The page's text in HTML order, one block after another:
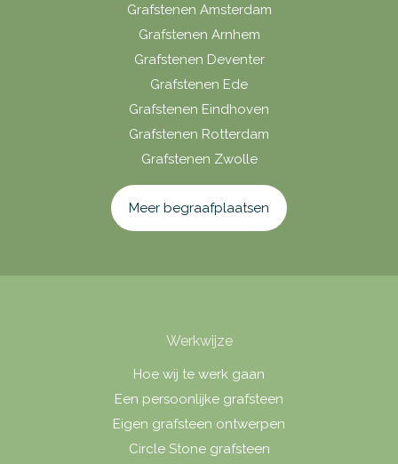
Grafstenen Amsterdam
Grafstenen Arnhem
Grafstenen Deventer
Grafstenen Ede
Grafstenen Eindhoven
Grafstenen Rotterdam
Grafstenen Zwolle
Meer begraafplaatsen
Werkwijze
Hoe wij te werk gaan
Een persoonlijke grafsteen
Eigen grafsteen ontwerpen
Circle Stone grafsteen